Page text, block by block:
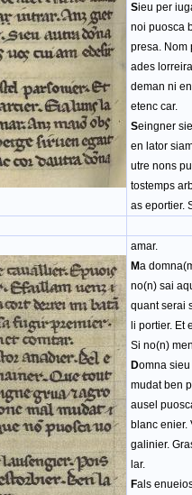
Sieu per
noi puosca
presa. Nom
ades
deman ni
etenc car.
Seingner
en lator
utre nons
tostemps
as eportier.
amar.
Ma
no(n) sai
quant serai
li portier. Et
Si no(n)
Domna
mudat ben
ausel
blanc enier.
galinier.
lar.
Fals